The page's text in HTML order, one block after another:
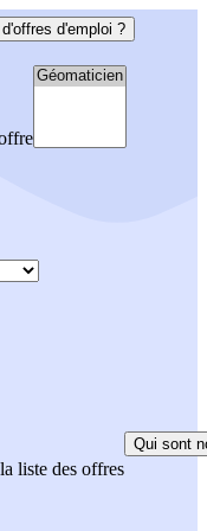
d'emploi ?
liste des offres
Qui sont